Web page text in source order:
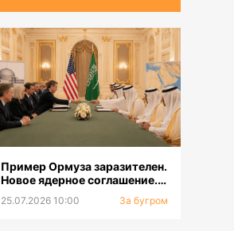
Пример Ормуза заразителен.
Новое ядерное соглашение.
25.07.2026 10:00 За бугром